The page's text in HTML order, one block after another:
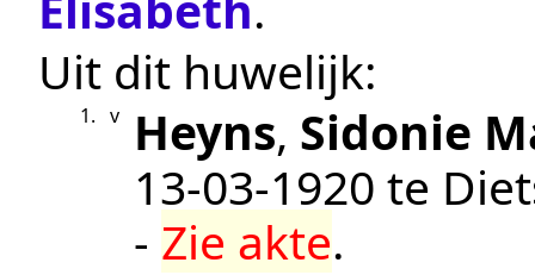
Uit dit huwelijk:
1. v Heyns, Sidonie
13‑03‑1920 te
- Zie akte.